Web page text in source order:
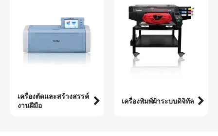
เครื่องตัดและสร้างสรรค์
งานฝีมือ
เครื่องพิมพ์ผ้าระบบดิจิทัล